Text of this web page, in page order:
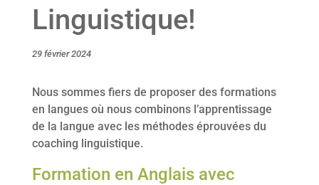
Linguistique!
29 février 2024
Nous sommes fiers de proposer des formations
en langues où nous combinons l’apprentissage
de la langue avec les méthodes éprouvées du
coaching linguistique.
Formation en Anglais avec